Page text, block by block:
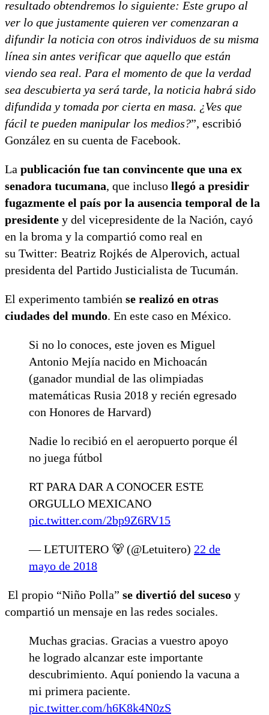
resultado obtendremos lo siguiente: Este grupo al
ver lo que justamente quieren ver comenzaran a
difundir la noticia con otros individuos de su misma
línea sin antes verificar que aquello que están
viendo sea real. Para el momento de que la verdad
sea descubierta ya será tarde, la noticia habrá sido
difundida y tomada por cierta en masa. ¿Ves que
fácil te pueden manipular los medios?”, escribió
González en su cuenta de Facebook.
La publicación fue tan convincente que una ex
senadora tucumana, que incluso llegó a presidir
fugazmente el país por la ausencia temporal de la
presidente y del vicepresidente de la Nación, cayó
en la broma y la compartió como real en
su Twitter: Beatriz Rojkés de Alperovich, actual
presidenta del Partido Justicialista de Tucumán.
El experimento también se realizó en otras
ciudades del mundo. En este caso en México.
Si no lo conoces, este joven es Miguel
Antonio Mejía nacido en Michoacán
(ganador mundial de las olimpiadas
matemáticas Rusia 2018 y recién egresado
con Honores de Harvard)
Nadie lo recibió en el aeropuerto porque él
no juega fútbol
RT PARA DAR A CONOCER ESTE
ORGULLO MEXICANO
pic.twitter.com/2bp9Z6RV15
— LETUITERO 🐻 (@Letuitero) 22 de
mayo de 2018
El propio “Niño Polla” se divertió del suceso y
compartió un mensaje en las redes sociales.
Muchas gracias. Gracias a vuestro apoyo
he logrado alcanzar este importante
descubrimiento. Aquí poniendo la vacuna a
mi primera paciente.
pic.twitter.com/h6K8k4N0zS